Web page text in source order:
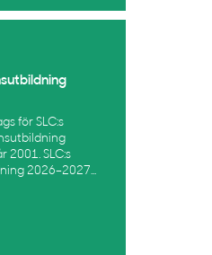
för SLC:s
2001. SLC:s
2026–2027...